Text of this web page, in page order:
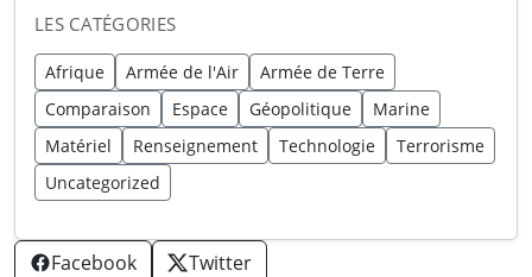
LES CATÉGORIES
Afrique Armée de l'Air
Armée de Terre
Comparaison
Espace Géopolitique
Marine
Matériel
Renseignement Technologie
Terrorisme
Uncategorized
Facebook Twitter